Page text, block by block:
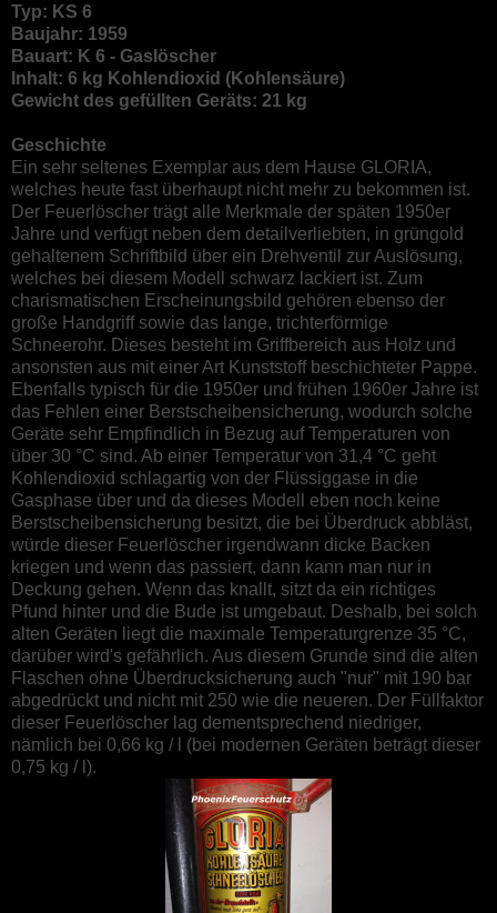
Typ: KS 6
Baujahr: 1959
Bauart: K 6 - Gaslöscher
Inhalt: 6 kg Kohlendioxid (Kohlensäure)
Gewicht des gefüllten Geräts: 21 kg
Geschichte
Ein sehr seltenes Exemplar aus dem Hause GLORIA,
welches heute fast überhaupt nicht mehr zu bekommen ist.
Der Feuerlöscher trägt alle Merkmale der späten 1950er
Jahre und verfügt neben dem detailverliebten, in grüngold
gehaltenem Schriftbild über ein Drehventil zur Auslösung,
welches bei diesem Modell schwarz lackiert ist. Zum
charismatischen Erscheinungsbild gehören ebenso der
große Handgriff sowie das lange, trichterförmige
Schneerohr. Dieses besteht im Griffbereich aus Holz und
ansonsten aus mit einer Art Kunststoff beschichteter Pappe.
Ebenfalls typisch für die 1950er und frühen 1960er Jahre ist
das Fehlen einer Berstscheibensicherung, wodurch solche
Geräte sehr Empfindlich in Bezug auf Temperaturen von
über 30 °C sind. Ab einer Temperatur von 31,4 °C geht
Kohlendioxid schlagartig von der Flüssiggase in die
Gasphase über und da dieses Modell eben noch keine
Berstscheibensicherung besitzt, die bei Überdruck abbläst,
würde dieser Feuerlöscher irgendwann dicke Backen
kriegen und wenn das passiert, dann kann man nur in
Deckung gehen. Wenn das knallt, sitzt da ein richtiges
Pfund hinter und die Bude ist umgebaut. Deshalb, bei solch
alten Geräten liegt die maximale Temperaturgrenze 35 °C,
darüber wird's gefährlich. Aus diesem Grunde sind die alten
Flaschen ohne Überdrucksicherung auch "nur" mit 190 bar
abgedrückt und nicht mit 250 wie die neueren. Der Füllfaktor
dieser Feuerlöscher lag dementsprechend niedriger,
nämlich bei 0,66 kg / l (bei modernen Geräten beträgt dieser
0,75 kg / l).